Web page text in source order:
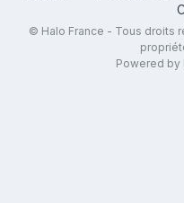
© Halo France - Tous droits
Powered by